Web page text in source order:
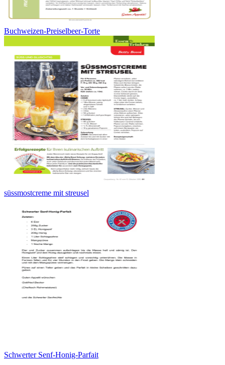
Buchweizen-Preiselbeer-Torte
süssmostcreme mit streusel
Schwerter Senf-Honig-Parfait